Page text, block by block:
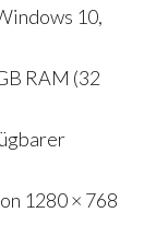
10,
RAM (32
1280 × 768